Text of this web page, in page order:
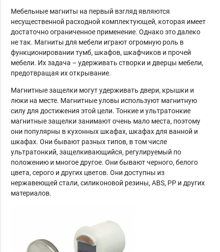
Мебельные магниты на первый взгляд являются
несущественной расходной комплектующей, которая имеет
достаточно ограниченное применение. Однако это далеко
не так. Магниты для мебели играют огромную роль в
функционировании тумб, шкафов, шкафчиков и прочей
мебели. Их задача – удерживать створки и дверцы мебели,
предотвращая их открывание.
Магнитные защелки могут удерживать двери, крышки и
люки на месте. Магнитные уловы используют магнитную
силу для достижения этой цели.Тонкие и ультратонкие
магнитные защелки занимают очень мало места, поэтому
они популярны в кухонных шкафах, шкафах для ванной и
шкафах.Они бывают разных типов, в том числе
ультратонкий, защелкивающийся, регулируемый по
положению и многое другое.Они бывают черного, белого
цвета, серого и других цветов.Они доступны из
нержавеющей стали, силиконовой резины, ABS, PP и других
материалов.